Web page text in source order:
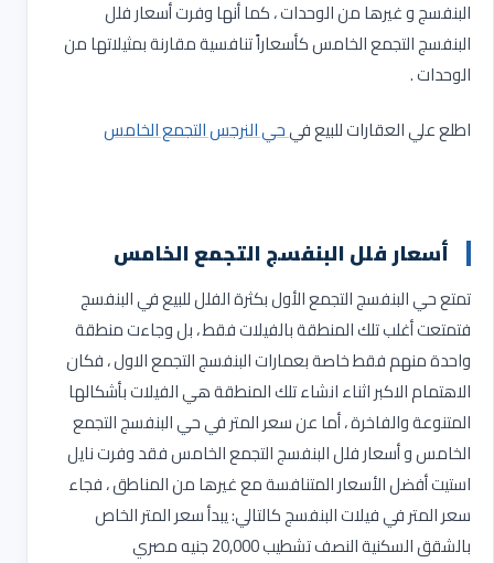
البنفسج و غيرها من الوحدات ، كما أنها وفرت أسعار فلل
البنفسج التجمع الخامس كأسعاراً تنافسية مقارنة بمثيلاتها من
الوحدات .
اطلع علي العقارات للبيع فيحي النرجس التجمع الخامس
أسعار فلل البنفسج التجمع الخامس
تمتع حي البنفسج التجمع الأول بكثرة الفلل للبيع في البنفسج
فتمتعت أغلب تلك المنطقة بالفيلات فقط ، بل وجاءت منطقة
واحدة منهم فقط خاصة بعمارات البنفسج التجمع الاول ، فكان
الاهتمام الاكبر اثناء انشاء تلك المنطقة هي الفيلات بأشكالها
المتنوعة والفاخرة ، أما عن سعر المتر في حي البنفسج التجمع
الخامس و أسعار فلل البنفسج التجمع الخامس فقد وفرت نايل
استيت أفضل الأسعار المتنافسة مع غيرها من المناطق ، فجاء
سعر المتر في فيلات البنفسج كالتالي: يبدأ سعر المتر الخاص
بالشقق السكنية النصف تشطيب 20,000 جنيه مصري